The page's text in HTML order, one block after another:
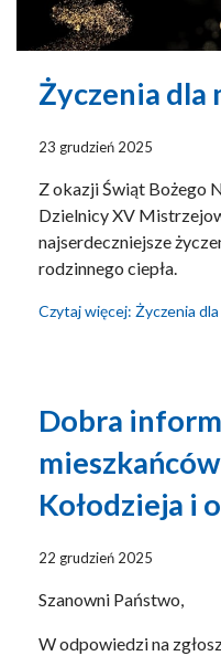
Życzenia dla
23 grudzień 2025
Z okazji Świąt Bożego
Dzielnicy XV
najserdeczniejsze
rodzinnego ciepła.
Czytaj więcej: Życzenia
Dobra
Kołodzieja i
22 grudzień 2025
Szanowni Państwo,
W odpowiedzi na